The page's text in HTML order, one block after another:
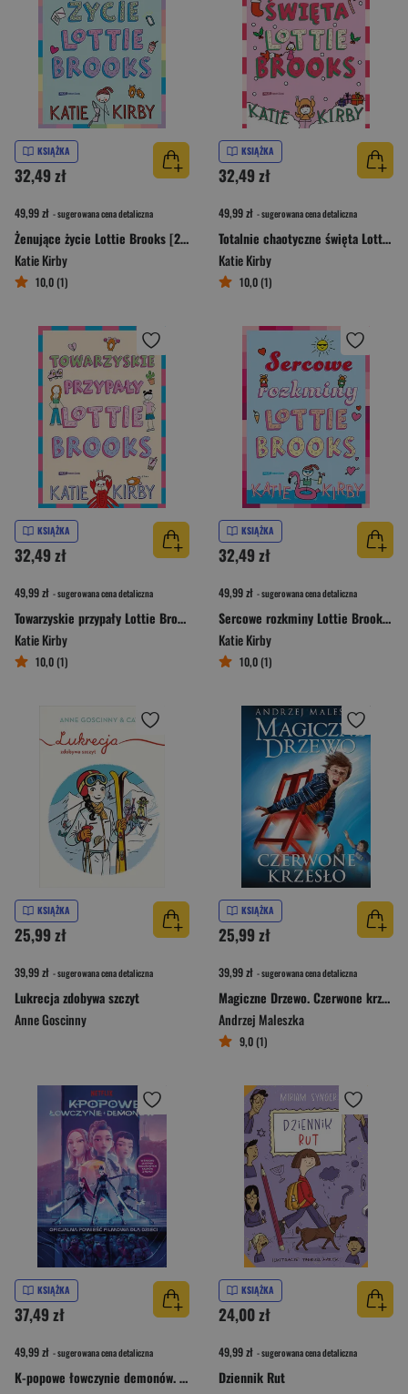
KSIĄŻKA
32,49 zł
49,99 zł - sugerowana cena detaliczna
Żenujące życie Lottie Brooks [2025]
Katie Kirby
10,0 (1)
KSIĄŻKA
32,49 zł
49,99 zł - sugerowana cena detaliczna
Totalnie chaotyczne święta Lottie Brooks [2025]
Katie Kirby
10,0 (1)
KSIĄŻKA
32,49 zł
49,99 zł - sugerowana cena detaliczna
Towarzyskie przypały Lottie Brooks [2025]
Katie Kirby
10,0 (1)
KSIĄŻKA
32,49 zł
49,99 zł - sugerowana cena detaliczna
Sercowe rozkminy Lottie Brooks [2025]
Katie Kirby
10,0 (1)
KSIĄŻKA
25,99 zł
39,99 zł - sugerowana cena detaliczna
Lukrecja zdobywa szczyt
Anne Goscinny
KSIĄŻKA
25,99 zł
39,99 zł - sugerowana cena detaliczna
Magiczne Drzewo. Czerwone krzesło (wydanie 2023)
Andrzej Maleszka
9,0 (1)
KSIĄŻKA
37,49 zł
49,99 zł - sugerowana cena detaliczna
K-popowe łowczynie demonów. Oficjalna powieść filmowa dla dzieci
KSIĄŻKA
24,00 zł
49,99 zł - sugerowana cena detaliczna
Dziennik Rut